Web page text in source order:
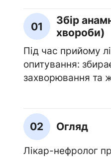
01
Збір
хвороби)
Під час прийому
опитування:
захворювання та
02 Огляд
Лікар-нефролог